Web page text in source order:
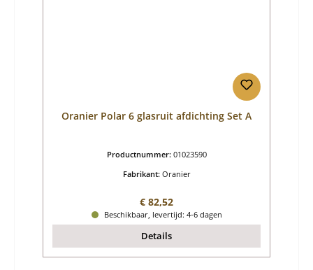
Oranier Polar 6 glasruit afdichting Set A
Productnummer: 01023590
Fabrikant: Oranier
Normale prijs:
€ 82,52
Beschikbaar, levertijd: 4-6 dagen
Details